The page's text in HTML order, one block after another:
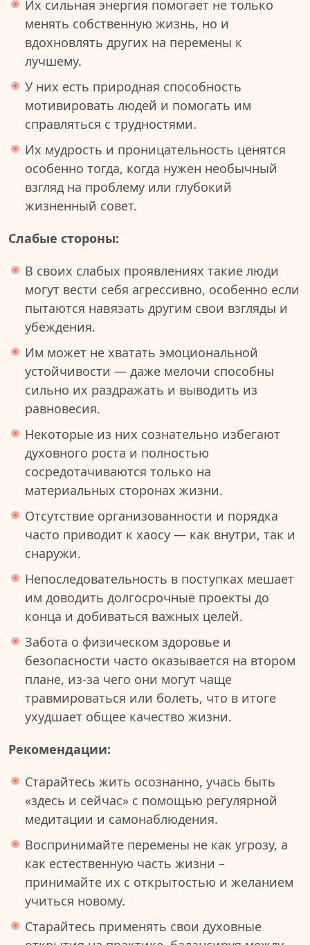
Их сильная энергия помогает не только
менять собственную жизнь, но и
вдохновлять других на перемены к
лучшему.
У них есть природная способность
мотивировать людей и помогать им
справляться с трудностями.
Их мудрость и проницательность ценятся
особенно тогда, когда нужен необычный
взгляд на проблему или глубокий
жизненный совет.
Слабые стороны:
В своих слабых проявлениях такие люди
могут вести себя агрессивно, особенно если
пытаются навязать другим свои взгляды и
убеждения.
Им может не хватать эмоциональной
устойчивости — даже мелочи способны
сильно их раздражать и выводить из
равновесия.
Некоторые из них сознательно избегают
духовного роста и полностью
сосредотачиваются только на
материальных сторонах жизни.
Отсутствие организованности и порядка
часто приводит к хаосу — как внутри, так и
снаружи.
Непоследовательность в поступках мешает
им доводить долгосрочные проекты до
конца и добиваться важных целей.
Забота о физическом здоровье и
безопасности часто оказывается на втором
плане, из-за чего они могут чаще
травмироваться или болеть, что в итоге
ухудшает общее качество жизни.
Рекомендации:
Старайтесь жить осознанно, учась быть
«здесь и сейчас» с помощью регулярной
медитации и самонаблюдения.
Воспринимайте перемены не как угрозу, а
как естественную часть жизни –
принимайте их с открытостью и желанием
учиться новому.
Старайтесь применять свои духовные